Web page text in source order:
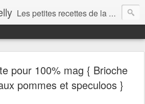
Les petites recettes de la dinette de Nelly. Des recettes simples, généreuses et gourmandes pour tous les jours c'est tout ça la dinette !
pour 100% mag { Brioche
pommes et speculoos }